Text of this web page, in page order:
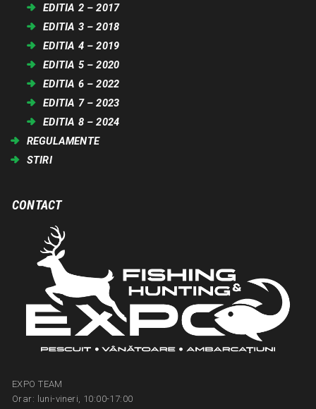
EDITIA 2 – 2017
EDITIA 3 – 2018
EDITIA 4 – 2019
EDITIA 5 – 2020
EDITIA 6 – 2022
EDITIA 7 – 2023
EDITIA 8 – 2024
REGULAMENTE
STIRI
CONTACT
EXPO TEAM
Orar: luni-vineri, 10:00-17:00